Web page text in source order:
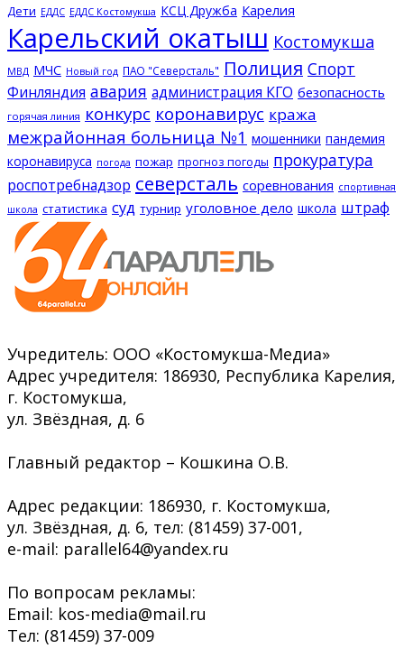
Дети ЕДДС ЕДДС Костомукша КСЦ Дружба Карелия
Карельский окатыш Костомукша
МВД МЧС Новый год ПАО "Северсталь" Полиция Спорт
Финляндия авария администрация КГО безопасность
горячая линия конкурс коронавирус кража
межрайонная больница №1 мошенники пандемия
коронавируса погода пожар прогноз погоды прокуратура
роспотребнадзор северсталь соревнования спортивная
школа статистика суд турнир уголовное дело школа штраф
Учредитель: ООО «Костомукша-Медиа»
Адрес учредителя: 186930, Республика Карелия,
г. Костомукша,
ул. Звёздная, д. 6
Главный редактор – Кошкина О.В.
Адрес редакции: 186930, г. Костомукша,
ул. Звёздная, д. 6, тел: (81459) 37-001,
e-mail: parallel64@yandex.ru
По вопросам рекламы:
Email: kos-media@mail.ru
Тел: (81459) 37-009